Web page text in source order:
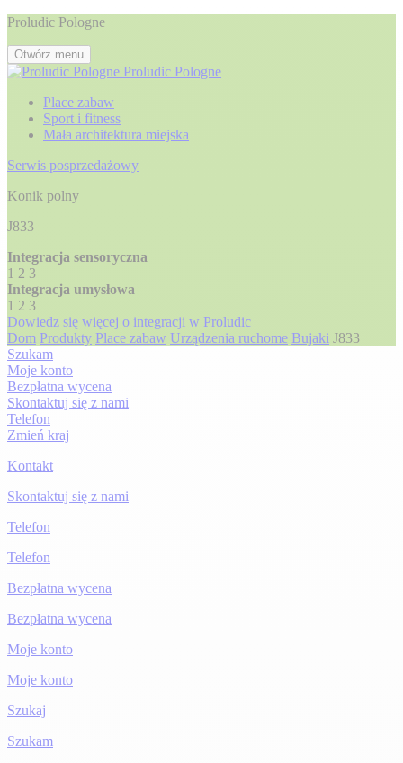
Proludic Pologne
Otwórz menu
Proludic Pologne
Place zabaw
Sport i fitness
Mała architektura miejska
Serwis posprzedażowy
Konik polny
J833
Integracja sensoryczna
1 2 3
Integracja umysłowa
1 2 3
Dowiedz się więcej o integracji w Proludic
Dom Produkty Place zabaw Urządzenia ruchome Bujaki J833
Szukam
Moje konto
Bezpłatna wycena
Skontaktuj się z nami
Telefon
Zmień kraj
Kontakt
Skontaktuj się z nami
Telefon
Telefon
Bezpłatna wycena
Bezpłatna wycena
Moje konto
Moje konto
Szukaj
Szukam